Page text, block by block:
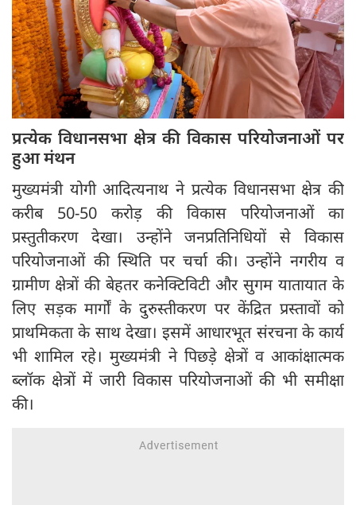
प्रत्येक विधानसभा क्षेत्र की विकास परियोजनाओं पर
हुआ मंथन
मुख्यमंत्री योगी आदित्यनाथ ने प्रत्येक विधानसभा क्षेत्र की
करीब 50-50 करोड़ की विकास परियोजनाओं का
प्रस्तुतीकरण देखा। उन्होंने जनप्रतिनिधियों से विकास
परियोजनाओं की स्थिति पर चर्चा की। उन्होंने नगरीय व
ग्रामीण क्षेत्रों की बेहतर कनेक्टिविटी और सुगम यातायात के
लिए सड़क मार्गों के दुरुस्तीकरण पर केंद्रित प्रस्तावों को
प्राथमिकता के साथ देखा। इसमें आधारभूत संरचना के कार्य
भी शामिल रहे। मुख्यमंत्री ने पिछड़े क्षेत्रों व आकांक्षात्मक
ब्लॉक क्षेत्रों में जारी विकास परियोजनाओं की भी समीक्षा
की।